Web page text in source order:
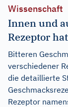
Wissenschaft
Innen und
Rezeptor
Bitteren
verschiedener
die detaillierte
Rezeptor